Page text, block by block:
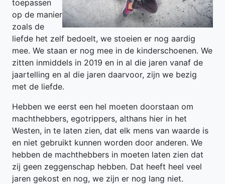
toepassen
op de manier
zoals de
liefde het zelf bedoelt, we stoeien er nog aardig
mee. We staan er nog mee in de kinderschoenen. We
zitten inmiddels in 2019 en in al die jaren vanaf de
jaartelling en al die jaren daarvoor, zijn we bezig
met de liefde.
Hebben we eerst een hel moeten doorstaan om
machthebbers, egotrippers, althans hier in het
Westen, in te laten zien, dat elk mens van waarde is
en niet gebruikt kunnen worden door anderen. We
hebben de machthebbers in moeten laten zien dat
zij geen zeggenschap hebben. Dat heeft heel veel
jaren gekost en nog, we zijn er nog lang niet.